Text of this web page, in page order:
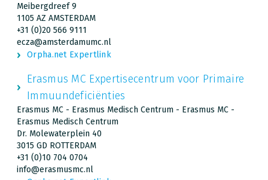
Meibergdreef 9
1105 AZ AMSTERDAM
+31 (0)20 566 9111
ecza@amsterdamumc.nl
Orpha.net Expertlink
Erasmus MC Expertisecentrum voor Primaire
Immuundeficiënties
Erasmus MC - Erasmus Medisch Centrum - Erasmus MC -
Erasmus Medisch Centrum
Dr. Molewaterplein 40
3015 GD ROTTERDAM
+31 (0)10 704 0704
info@erasmusmc.nl